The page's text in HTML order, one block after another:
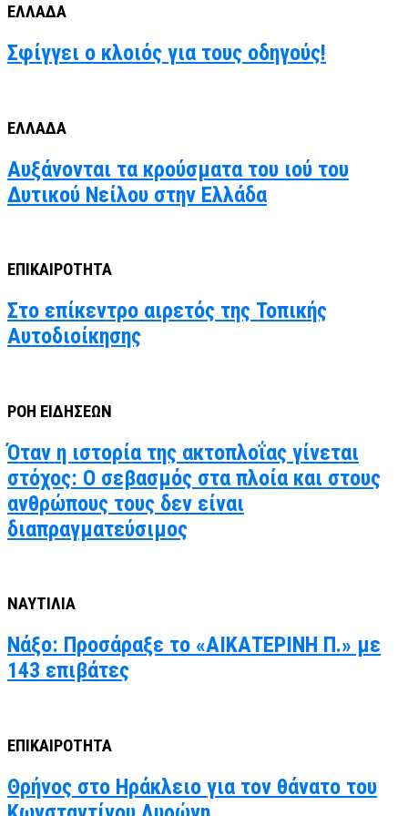
ΕΛΛΑΔΑ
Σφίγγει ο κλοιός για τους οδηγούς!
ΕΛΛΑΔΑ
Αυξάνονται τα κρούσματα του ιού του
Δυτικού Νείλου στην Ελλάδα
ΕΠΙΚΑΙΡΟΤΗΤΑ
Στο επίκεντρο αιρετός της Τοπικής
Αυτοδιοίκησης
ΡΟΗ ΕΙΔΗΣΕΩΝ
Όταν η ιστορία της ακτοπλοΐας γίνεται
στόχος: Ο σεβασμός στα πλοία και στους
ανθρώπους τους δεν είναι
διαπραγματεύσιμος
ΝΑΥΤΙΛΙΑ
Νάξο: Προσάραξε το «ΑΙΚΑΤΕΡΙΝΗ Π.» με
143 επιβάτες
ΕΠΙΚΑΙΡΟΤΗΤΑ
Θρήνος στο Ηράκλειο για τον θάνατο του